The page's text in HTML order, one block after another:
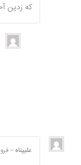
که زدین
علیپناه–